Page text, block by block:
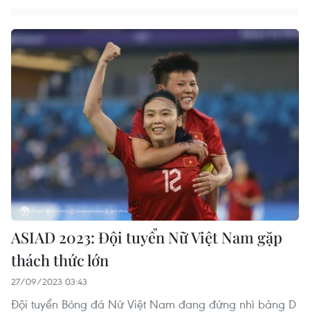
ASIAD 2023: Đội tuyển Nữ Việt Nam gặp
thách thức lớn
27/09/2023 03:43
Đội tuyển Bóng đá Nữ Việt Nam đang đứng nhì bảng D